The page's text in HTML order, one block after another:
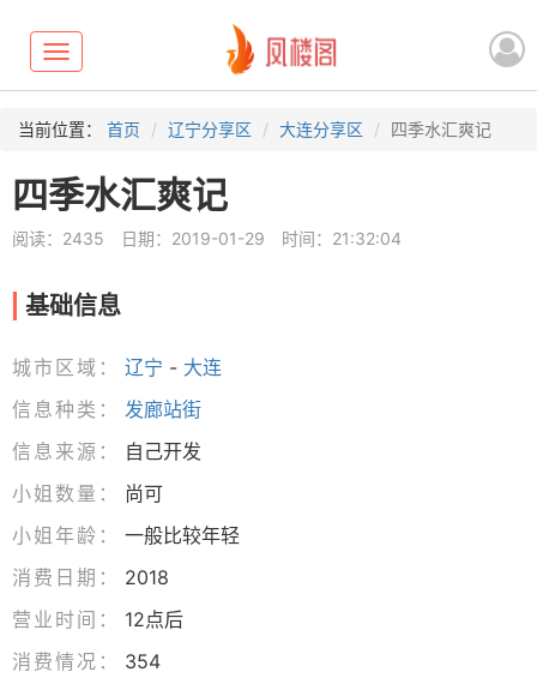
Toggle
navigation
当前位置： 首页 辽宁分享区 大连分享区 四季水汇爽记
四季水汇爽记
阅读：2435 日期：2019-01-29 时间：21:32:04
基础信息
城市区域： 辽宁 - 大连
信息种类：
发廊站街
信息来源：
自己开发
小姐数量：
尚可
小姐年龄：
一般比较年轻
消费日期：
2018
营业时间：
12点后
消费情况：
354